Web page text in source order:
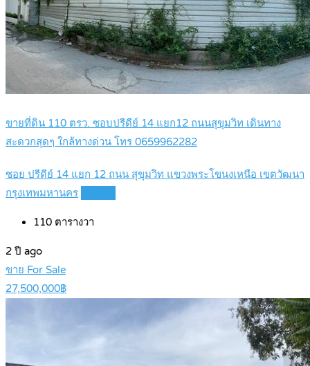
ขายที่ดิน 110 ตรว. ซอบปรีดีย์ 14 แยก12 ถนนสุขุมวิท เดินทาง
สะดวกสุดๆ ใกล้ทางด่วน โทร 0659962282
ซอย ปรีดีย์ 14 แยก 12 ถนน สุขุมวิท แขวงพระโขนงเหนือ เขตวัฒนา
กรุงเทพมหานคร
110 ตารางวา
2 ปี ago
ขาย For Sale
27,500,000฿